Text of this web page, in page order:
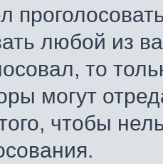
любой из
то
могут
чтобы